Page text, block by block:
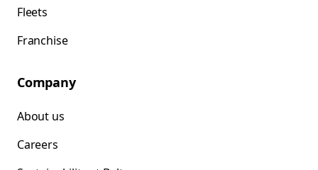
Fleets
Franchise
Company
About us
Careers